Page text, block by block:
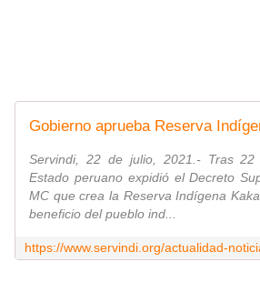
Servindi, 22 de julio, 2021.- Tras
Estado peruano expidió el Decreto
MC que crea la Reserva Indígena
beneficio del pueblo ind...